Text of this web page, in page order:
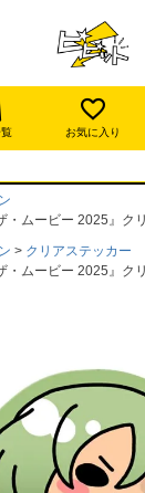
お気に入り
・ムービー 2025』ク
クリアステッカー
・ムービー 2025』ク